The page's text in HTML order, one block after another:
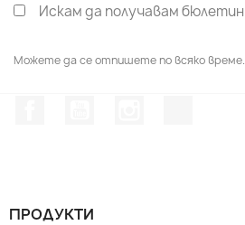
Искам да получавам бюлетин
Можете да се отпишете по всяко време.
ПРОДУКТИ